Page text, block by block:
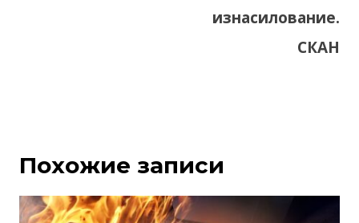
изнасилование.
СКАН
Похожие записи